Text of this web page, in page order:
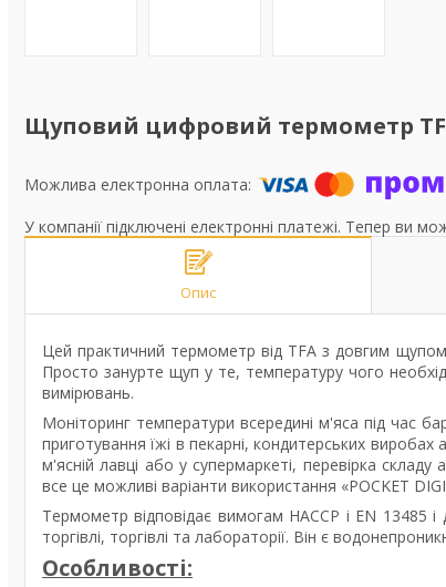
Щуповий цифровий термометр
У компанії підключені електронні платежі. Тепер ви
Опис
Цей практичний термометр від TFA з довгим
Просто занурте щуп у те, температуру чого
вимірювань.
Моніторинг температури всередині м'яса під час
приготування їжі в пекарні, кондитерських
м'ясній лавці або у супермаркеті, перевірка
все це можливі варіанти використання «POCKET
Термометр відповідає вимогам HACCP і EN 13485
торгівлі, торгівлі та лабораторії. Він є
Особливості: